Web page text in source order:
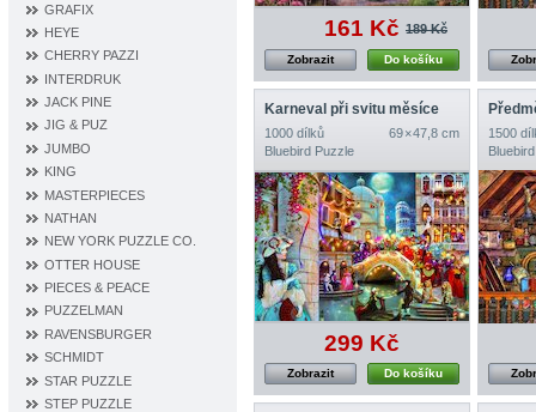
GRAFIX
HEYE
CHERRY PAZZI
INTERDRUK
JACK PINE
JIG & PUZ
JUMBO
KING
MASTERPIECES
NATHAN
NEW YORK PUZZLE CO.
OTTER HOUSE
PIECES & PEACE
PUZZELMAN
RAVENSBURGER
SCHMIDT
STAR PUZZLE
STEP PUZZLE
161 Kč 189 Kč
Do košíku
Zobrazit
Karneval při svitu měsíce
1000 dílků
69 × 47,8 cm
Bluebird Puzzle
299 Kč
Do košíku
Zobrazit
1500